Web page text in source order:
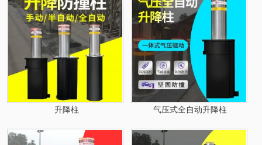
升降柱 气压式全自动升降柱